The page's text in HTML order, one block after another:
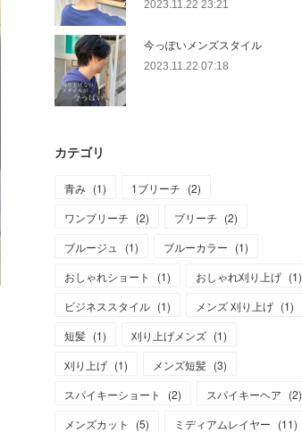
2023.11.22 23:21
今っぽいメンズスタイル
2023.11.22 07:18
カテゴリ
青み (1) 1ブリーチ (2)
ワンブリーチ (2) ブリーチ (2)
ブルージュ
(1) ブルーカラー (1)
おしゃれショート
(1) おしゃれ刈り上げ (1)
ビジネススタイル (1) メンズ 刈り上げ (1)
短髪 (1) 刈り上げメンズ (1)
刈り上げ (1) メンズ短髪 (3)
スパイキーショート
(2) スパイキーヘア (2)
メンズカット
(5) ミディアムレイヤー (11)